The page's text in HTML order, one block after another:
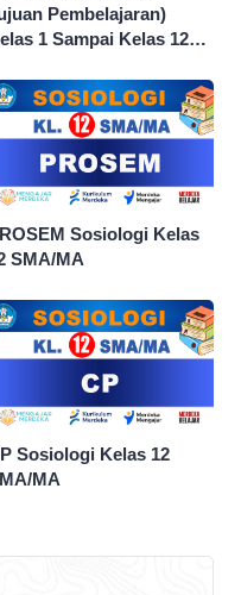
Pembelajaran)
1 Sampai Kelas 12
Sosiologi Kelas
SMA/MA
Sosiologi Kelas 12
MA